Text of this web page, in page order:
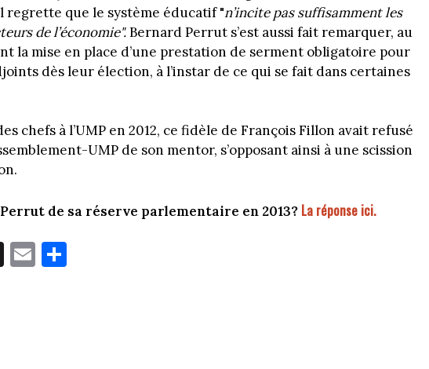
regrette que le système éducatif "n’incite pas suffisamment les
de l’économie".Bernard Perrut s’est aussi fait remarquer, au
la mise en place d’une prestation de serment obligatoire pour
dès leur élection, à l’instar de ce qui se fait dans certaines
chefs à l’UMP en 2012, ce fidèle de François Fillon avait refusé
UMP de son mentor, s’opposant ainsi à une scission
de sa réserve parlementaire en 2013? La réponse ici.
X E
m